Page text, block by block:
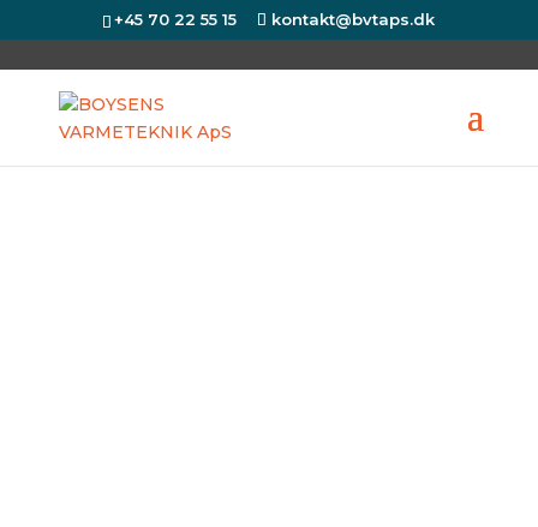
+45 70 22 55 15 kontakt@bvtaps.dk